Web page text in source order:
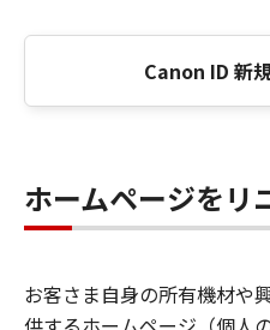
Canon ID 新
ホームページをリ
お客さま自身の所有機材や